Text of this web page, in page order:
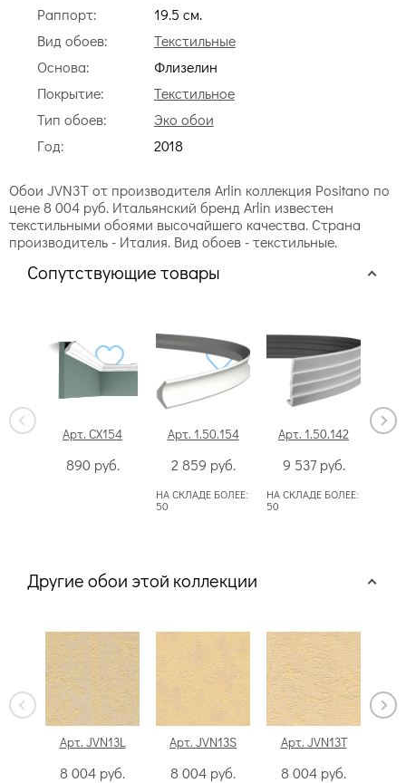
Раппорт:
19.5 cм.
Вид обоев:
Текстильные
Основа:
Флизелин
Покрытие:
Текстильное
Тип обоев:
Эко обои
Год:
2018
Обои JVN3T от производителя Arlin коллекция Positano по
цене 8 004 руб. Итальянский бренд Arlin известен
текстильными обоями высочайшего качества. Страна
производитель - Италия. Вид обоев - текстильные.
Сопутствующие товары
Арт. CX154
890 руб.
Арт. 1.50.154
2 859 руб.
НА СКЛАДЕ БОЛЕЕ:
50
Арт. 1.50.142
9 537руб.
НА СКЛАДЕ БОЛЕЕ:
50
Другие обои этой коллекции
Арт. JVN13L
8 004 руб.
Арт. JVN13S
8 004 руб.
Арт. JVN13T
8 004 руб.